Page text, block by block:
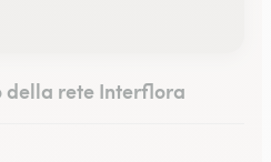
della rete Interflora